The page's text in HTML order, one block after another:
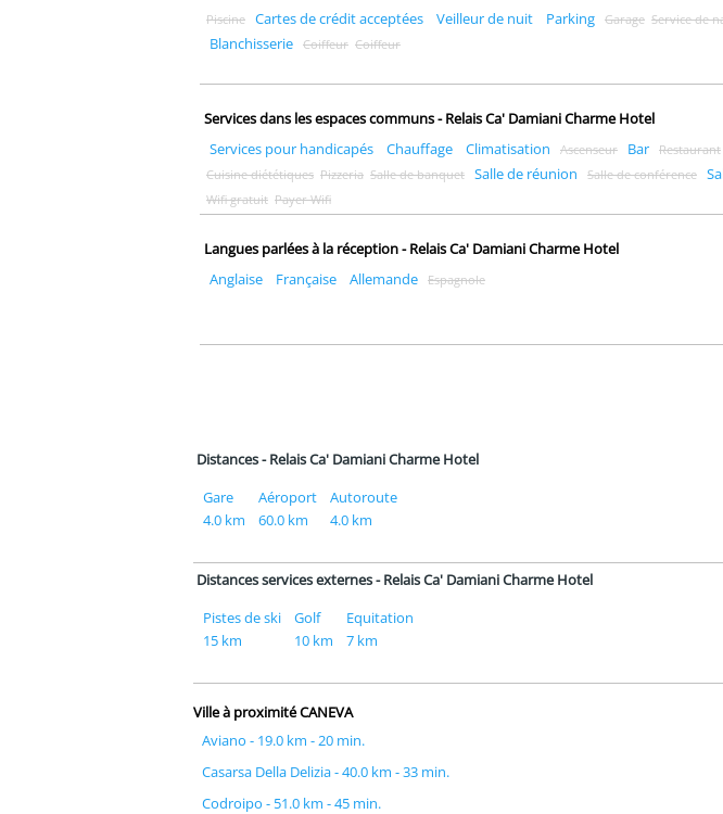
Piscine Cartes de crédit acceptées Veilleur de nuit Parking Garage Service de
Blanchisserie Coiffeur Coiffeur
Services dans les espaces communs - Relais Ca' Damiani Charme Hotel
Services pour handicapés
Chauffage Climatisation Ascenseur Bar Restaurant
Cuisine diététiques Pizzeria Salle de banquet Salle de réunion Salle de conférence
Wifi gratuit Payer Wifi
Langues parlées à la réception - Relais Ca' Damiani Charme Hotel
Anglaise
Française Allemande Espagnole
Distances - Relais Ca' Damiani Charme Hotel
Gare
4.0 km
Aéroport
60.0 km
Autoroute
4.0 km
Distances services externes - Relais Ca' Damiani Charme Hotel
Pistes de ski
15 km
Golf
10 km
Equitation
7 km
Ville à proximité CANEVA
Aviano - 19.0 km - 20 min.
Casarsa Della Delizia - 40.0 km - 33 min.
Codroipo - 51.0 km - 45 min.